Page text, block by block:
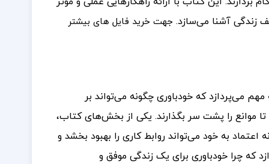
زندگی آشنا می‌سازد.جهت خرید فایل های بیشتر
می‌پردازد که خودباوری چگونه می‌تواند بر
موانع را پشت سر بگذارند. یکی از بخش‌های کتاب،
به خود می‌تواند روابط کاری را بهبود بخشد و
که چرا خودباوری برای یک زندگی موفق و